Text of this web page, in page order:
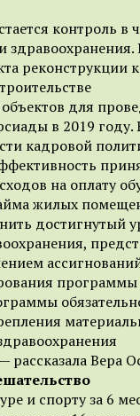
контроль в
реконструкции
для
в 2019 году.
кадровой
на оплату
жилых
достигнутый
программы
рассказала Вера
и спорту за 6